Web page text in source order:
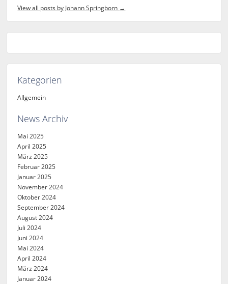
View all posts by Johann Springborn →
Kategorien
Allgemein
News Archiv
Mai 2025
April 2025
März 2025
Februar 2025
Januar 2025
November 2024
Oktober 2024
September 2024
August 2024
Juli 2024
Juni 2024
Mai 2024
April 2024
März 2024
Januar 2024